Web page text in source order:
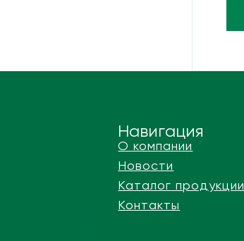
Навигация
О компании
Новости
Каталог продукции
Контакты